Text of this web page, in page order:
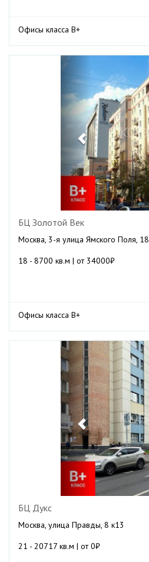
Офисы класса B+
БЦ Золотой Век
Москва, 3-я улица Ямского Поля, 18
18 - 8700 кв.м | от 34000₽
Офисы класса B+
Previous
БЦ Дукс
Москва, улица Правды, 8 к13
21 - 20717 кв.м | от 0₽